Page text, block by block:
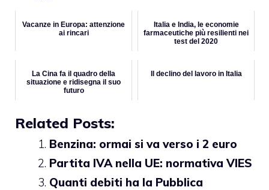
Vacanze in Europa: attenzione
ai rincari
Italia e India, le economie
farmaceutiche più resilienti nei
test del 2020
La Cina fa il quadro della
situazione e ridisegna il suo
futuro
Il declino del lavoro in Italia
Related Posts:
Benzina: ormai si va verso i 2 euro
Partita IVA nella UE: normativa VIES
Quanti debiti ha la Pubblica